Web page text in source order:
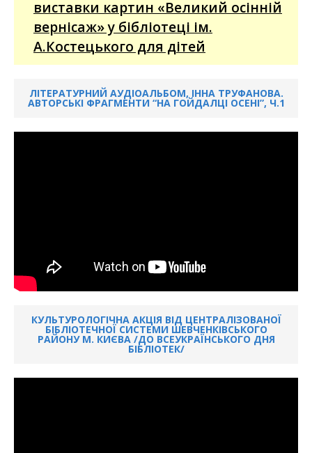
виставки картин «Великий осінній
вернісаж» у бібліотеці ім.
А.Костецького для дітей
ЛІТЕРАТУРНИЙ АУДІОАЛЬБОМ, ІННА ТРУФАНОВА.
АВТОРСЬКІ ФРАГМЕНТИ “НА ГОЙДАЛЦІ ОСЕНІ”, Ч.1
КУЛЬТУРОЛОГІЧНА АКЦІЯ ВІД ЦЕНТРАЛІЗОВАНОЇ
БІБЛІОТЕЧНОЇ СИСТЕМИ ШЕВЧЕНКІВСЬКОГО
РАЙОНУ М. КИЄВА /ДО ВСЕУКРАЇНСЬКОГО ДНЯ
БІБЛІОТЕК/